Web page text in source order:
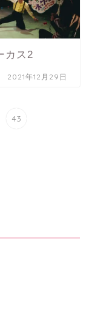
カス2
2021年12月29日
43